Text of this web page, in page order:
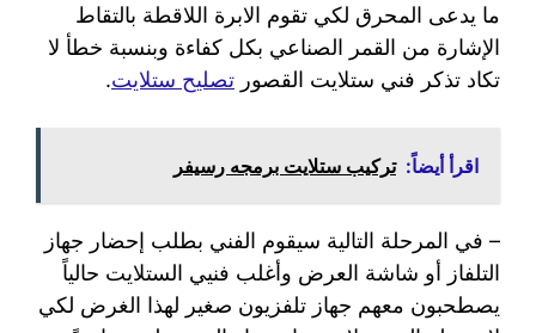
ما يدعى المحرق لكي تقوم الابرة اللاقطة بالتقاط
الإشارة من القمر الصناعي بكل كفاءة وبنسبة خطأ لا
تكاد تذكر فني ستلايت القصور تصليح ستلايت.
اقرأ أيضاً: تركيب ستلايت برمجه رسيفر
– في المرحلة التالية سيقوم الفني بطلب إحضار جهاز
التلفاز أو شاشة العرض وأغلب فنيي الستلايت حالياً
يصطحبون معهم جهاز تلفزيون صغير لهذا الغرض لكي